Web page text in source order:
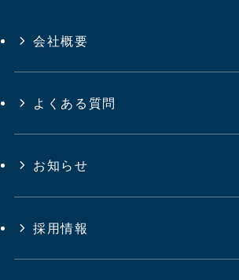
会社概要
よくある質問
お知らせ
採用情報